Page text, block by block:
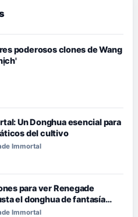
poderosos clones de Wang
Un Donghua esencial para
del cultivo
Immortal
para ver Renegade
el donghua de fantasía
Immortal